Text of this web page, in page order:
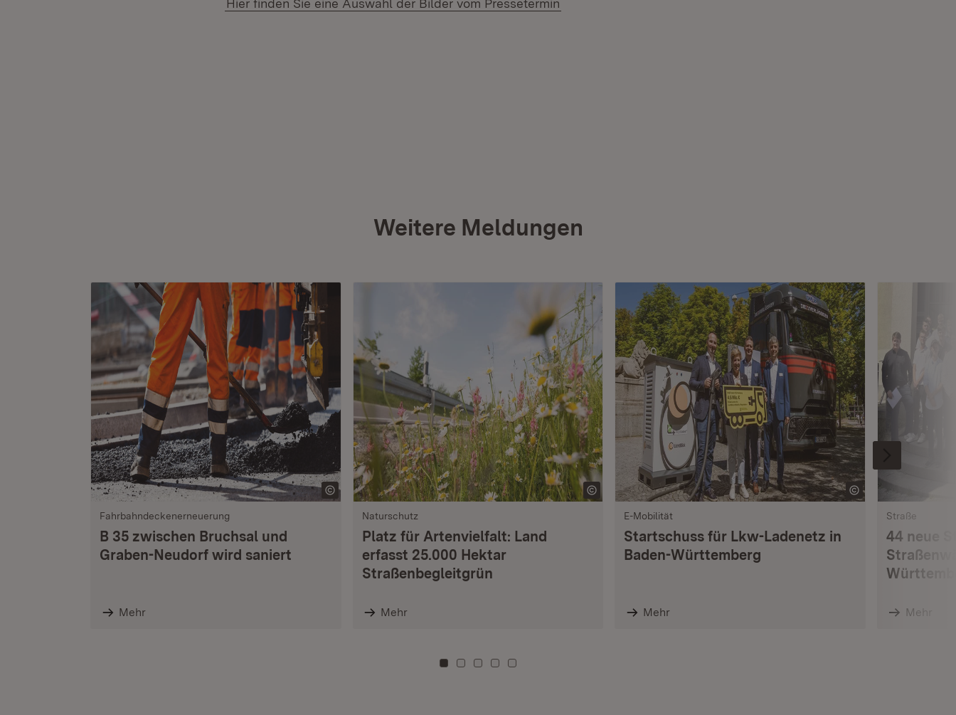
Hier finden Sie eine Auswahl der Bilder vom Pressetermin
Weitere Meldungen
Fahrbahndeckenerneuerung
B 35 zwischen Bruchsal und
Graben-Neudorf wird saniert
Mehr
Naturschutz
Platz für Artenvielfalt: Land
erfasst 25.000 Hektar
Straßenbegleitgrün
Mehr
E-Mobilität
Startschuss für Lkw-Ladenetz in
Baden-Württemberg
Mehr
Straße
44 neue
Mehr
Zu Kachel: 0
Zu Kachel: 3
Zu Kachel: 6
Zu Kachel: 9
Zu Kachel: 12